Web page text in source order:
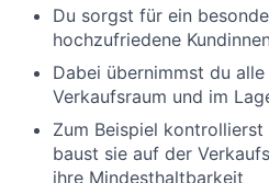
Du sorgst für ein
hochzufriedene
Dabei übernimmst du
Verkaufsraum und im
Zum Beispiel
baust sie auf der
ihre Mindesthaltbarkeit